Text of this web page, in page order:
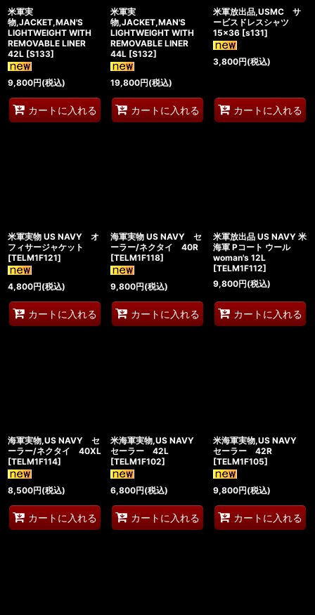
米軍実
物,JACKET,MAN'S
LIGHTWEIGHT WITH
REMOVABLE LINER
42L [S133]
9,800円(税込)
カートに入れる
米軍実
物,JACKET,MAN'S
LIGHTWEIGHT WITH
REMOVABLE LINER
44L [S132]
19,800円(税込)
カートに入れる
米軍放出品,USMC サ
ービスドレスシャツ
15×36 [s131]
3,800円(税込)
カートに入れる
米軍実物 US NAVY オ
フィサージャケット
[TELM1F121]
4,800円(税込)
カートに入れる
海軍実物 US NAVY セ
ーラー/ネクタイ 40R
[TELM1F118]
9,800円(税込)
カートに入れる
米軍放出品 US NAVY 米
海軍 Pコート ウール
woman's 12L
[TELM1F112]
9,800円(税込)
カートに入れる
海軍実物,US NAVY セ
ーラー/ネクタイ 40XL
[TELM1F114]
8,500円(税込)
カートに入れる
米海軍実物,US NAVY
セーラー 42L
[TELM1F102]
6,800円(税込)
カートに入れる
米海軍実物,US NAVY
セーラー 42R
[TELM1F105]
9,800円(税込)
カートに入れる